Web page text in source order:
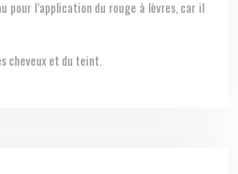
pour l’application du rouge à lèvres, car il
cheveux et du teint.